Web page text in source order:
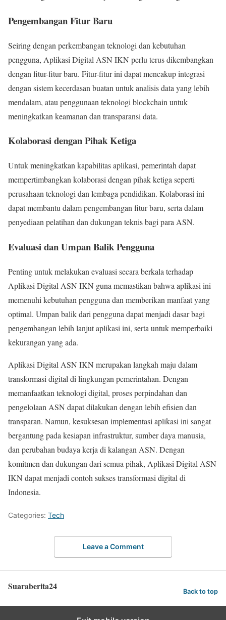
Pengembangan Fitur Baru
Seiring dengan perkembangan teknologi dan kebutuhan
pengguna, Aplikasi Digital ASN IKN perlu terus dikembangkan
dengan fitur-fitur baru. Fitur-fitur ini dapat mencakup integrasi
dengan sistem kecerdasan buatan untuk analisis data yang lebih
mendalam, atau penggunaan teknologi blockchain untuk
meningkatkan keamanan dan transparansi data.
Kolaborasi dengan Pihak Ketiga
Untuk meningkatkan kapabilitas aplikasi, pemerintah dapat
mempertimbangkan kolaborasi dengan pihak ketiga seperti
perusahaan teknologi dan lembaga pendidikan. Kolaborasi ini
dapat membantu dalam pengembangan fitur baru, serta dalam
penyediaan pelatihan dan dukungan teknis bagi para ASN.
Evaluasi dan Umpan Balik Pengguna
Penting untuk melakukan evaluasi secara berkala terhadap
Aplikasi Digital ASN IKN guna memastikan bahwa aplikasi ini
memenuhi kebutuhan pengguna dan memberikan manfaat yang
optimal. Umpan balik dari pengguna dapat menjadi dasar bagi
pengembangan lebih lanjut aplikasi ini, serta untuk memperbaiki
kekurangan yang ada.
Aplikasi Digital ASN IKN merupakan langkah maju dalam
transformasi digital di lingkungan pemerintahan. Dengan
memanfaatkan teknologi digital, proses perpindahan dan
pengelolaan ASN dapat dilakukan dengan lebih efisien dan
transparan. Namun, kesuksesan implementasi aplikasi ini sangat
bergantung pada kesiapan infrastruktur, sumber daya manusia,
dan perubahan budaya kerja di kalangan ASN. Dengan
komitmen dan dukungan dari semua pihak, Aplikasi Digital ASN
IKN dapat menjadi contoh sukses transformasi digital di
Indonesia.
Categories: Tech
Leave a Comment
Suaraberita24 Back to top